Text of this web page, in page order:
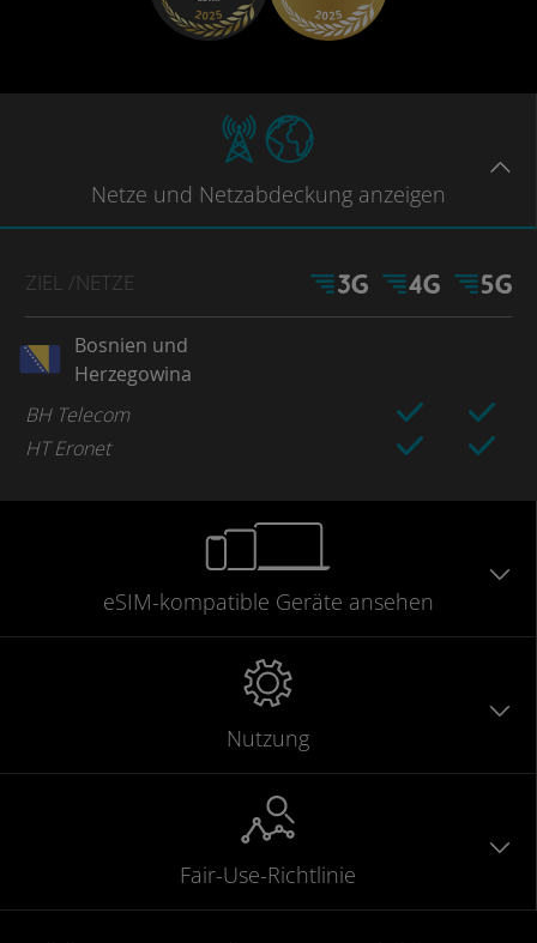
Netze und Netzabdeckung anzeigen
ZIEL /NETZE
Bosnien und
Herzegowina
BH Telecom
HT Eronet
eSIM-kompatible Geräte ansehen
Nutzung
Fair-Use-Richtlinie